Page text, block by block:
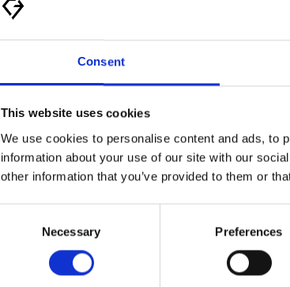
Consent
This website uses cookies
We use cookies to personalise content and ads, to
information about your use of our site with our
other information that you’ve provided to them or
Necessary Preferences